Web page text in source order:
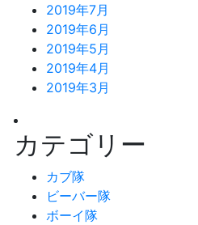
2019年7月
2019年6月
2019年5月
2019年4月
2019年3月
カテゴリー
カブ隊
ビーバー隊
ボーイ隊